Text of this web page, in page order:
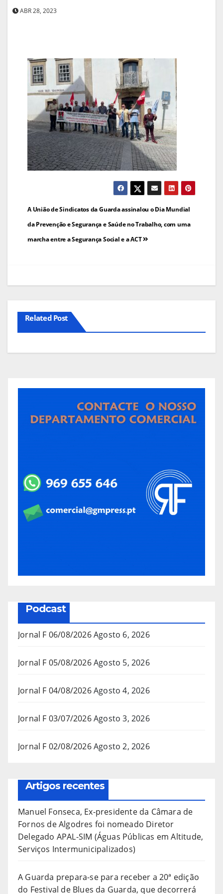
ABR 28, 2023
Navegação
de
artigos
A União de Sindicatos da Guarda assinalou o Dia Mundial
da Prevenção e Segurança e Saúde no Trabalho, com uma
marcha entre a Segurança Social e a ACT
Related Post
Podcast
Jornal F 06/08/2026Agosto 6, 2026
Jornal F 05/08/2026Agosto 5, 2026
Jornal F 04/08/2026Agosto 4, 2026
Jornal F 03/07/2026Agosto 3, 2026
Jornal F 02/08/2026Agosto 2, 2026
Artigos recentes
Manuel Fonseca, Ex-presidente da Câmara de
Fornos de Algodres foi nomeado Diretor
Delegado APAL-SIM (Águas Públicas em Altitude,
Serviços Intermunicipalizados)
A Guarda prepara-se para receber a 20ª edição
do Festival de Blues da Guarda, que decorrerá